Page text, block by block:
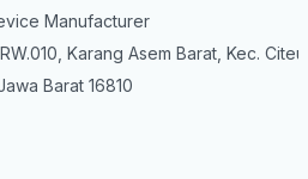
Manufacturer
Karang Asem Barat, Kec.
Barat 16810